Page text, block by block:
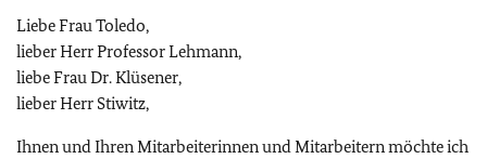
Liebe Frau Toledo,
lieber Herr Professor Lehmann,
liebe Frau Dr. Klüsener,
lieber Herr Stiwitz,
Ihnen und Ihren Mitarbeiterinnen und Mitarbeitern möchte ich